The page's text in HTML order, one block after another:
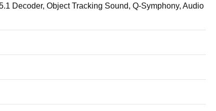
Decoder, Object Tracking Sound, Q-Symphony, Audio